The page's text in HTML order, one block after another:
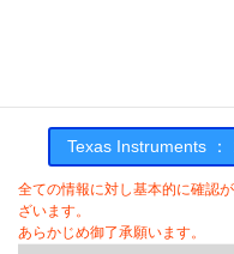
Texas Instruments ：
全ての情報に対し基本的に確認
ざいます。
あらかじめ御了承願います。